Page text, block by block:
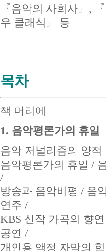
『음악의 사회사』,
우 클래식』 등
목차
책 머리에
1. 음악평론가의 휴일
음악 저널리즘의 양
음악평론가의 휴일 /
/
방송과 음악비평 / 음
연주 /
KBS 신작 가곡의 향
공연 /
개인용 액정 자막의